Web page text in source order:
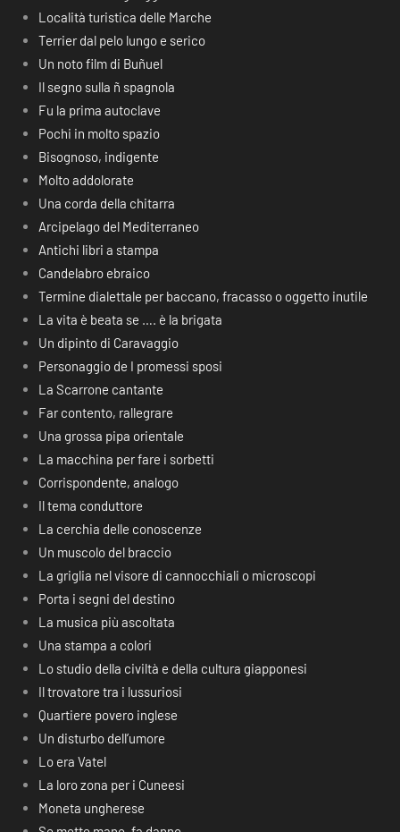
Località turistica delle Marche
Terrier dal pelo lungo e serico
Un noto film di Buñuel
Il segno sulla ñ spagnola
Fu la prima autoclave
Pochi in molto spazio
Bisognoso, indigente
Molto addolorate
Una corda della chitarra
Arcipelago del Mediterraneo
Antichi libri a stampa
Candelabro ebraico
Termine dialettale per baccano, fracasso o oggetto inutile
La vita è beata se …. è la brigata
Un dipinto di Caravaggio
Personaggio de I promessi sposi
La Scarrone cantante
Far contento, rallegrare
Una grossa pipa orientale
La macchina per fare i sorbetti
Corrispondente, analogo
Il tema conduttore
La cerchia delle conoscenze
Un muscolo del braccio
La griglia nel visore di cannocchiali o microscopi
Porta i segni del destino
La musica più ascoltata
Una stampa a colori
Lo studio della civiltà e della cultura giapponesi
Il trovatore tra i lussuriosi
Quartiere povero inglese
Un disturbo dell’umore
Lo era Vatel
La loro zona per i Cuneesi
Moneta ungherese